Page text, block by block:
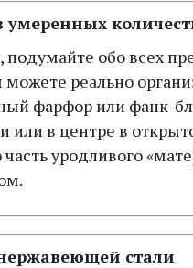
обо всех
реально
фарфор или фанк-
или в центре в
уродливого
стали